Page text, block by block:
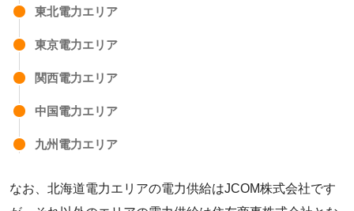
東北電力エリア
東京電力エリア
関西電力エリア
中国電力エリア
九州電力エリア
なお、北海道電力エリアの電力供給はJCOM株式会社です